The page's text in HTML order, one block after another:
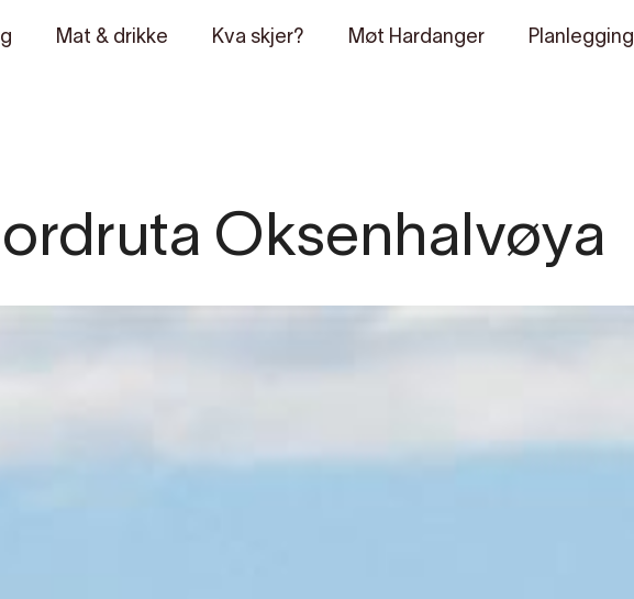
Mat & drikke Kva skjer? Møt Hardanger Planlegging
Oksenhalvøya